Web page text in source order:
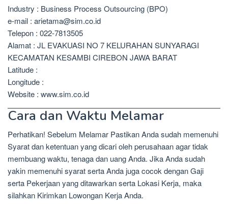
Industry : Business Process Outsourcing (BPO)
e-mail : arietama@sim.co.id
Telepon : 022-7813505
Alamat : JL EVAKUASI NO 7 KELURAHAN SUNYARAGI
KECAMATAN KESAMBI CIREBON JAWA BARAT
Latitude :
Longitude :
Website : www.sim.co.id
Cara dan Waktu Melamar
Perhatikan! Sebelum Melamar Pastikan Anda sudah memenuhi
Syarat dan ketentuan yang dicari oleh perusahaan agar tidak
membuang waktu, tenaga dan uang Anda. Jika Anda sudah
yakin memenuhi syarat serta Anda juga cocok dengan Gaji
serta Pekerjaan yang ditawarkan serta Lokasi Kerja, maka
silahkan Kirimkan Lowongan Kerja Anda.